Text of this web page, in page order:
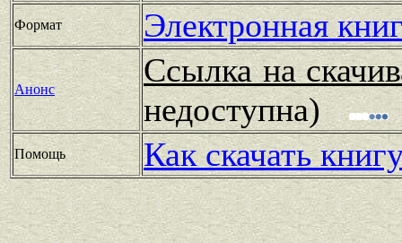
Формат Электронная
Анонс
Ссылка на
недоступна)
Помощь Как скачать